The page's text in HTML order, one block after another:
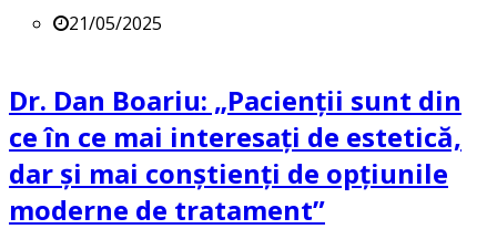
21/05/2025
Dr. Dan Boariu: „Pacienții sunt din
ce în ce mai interesați de estetică,
dar și mai conștienți de opțiunile
moderne de tratament”